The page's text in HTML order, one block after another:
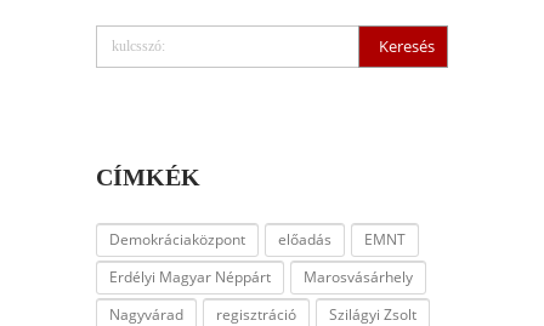
CÍMKÉK
Demokráciaközpont előadás
EMNT
Erdélyi Magyar Néppárt
Marosvásárhely
Nagyvárad
regisztráció
Szilágyi Zsolt